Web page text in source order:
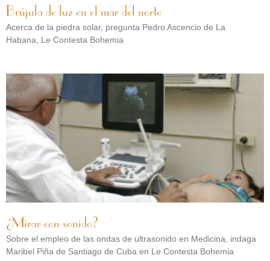
Brújula de luz en el mar del norte
Acerca de la piedra solar, pregunta Pedro Ascencio de La
Habana, Le Contesta Bohemia
¿Mirar con sonido?
Sobre el empleo de las ondas de ultrasonido en Medicina, indaga
Maribel Piña de Santiago de Cuba en Le Contesta Bohemia